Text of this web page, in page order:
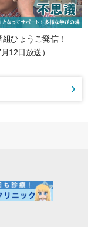
ひょうご発信！
12日放送）